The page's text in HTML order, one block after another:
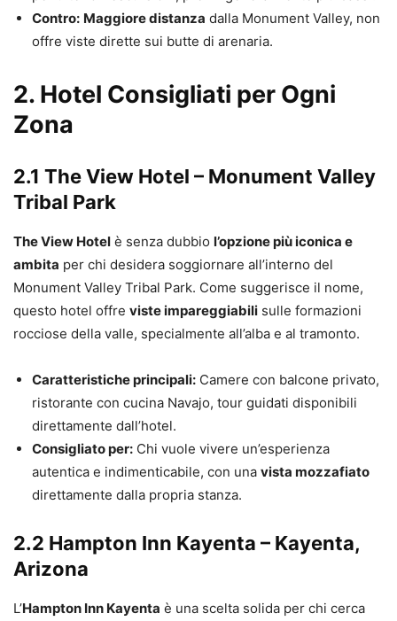
Contro: Maggiore distanza dalla Monument Valley, non
offre viste dirette sui butte di arenaria.
2. Hotel Consigliati per Ogni
Zona
2.1 The View Hotel – Monument Valley
Tribal Park
The View Hotel è senza dubbio l’opzione più iconica e
ambita per chi desidera soggiornare all’interno del
Monument Valley Tribal Park. Come suggerisce il nome,
questo hotel offre viste impareggiabili sulle formazioni
rocciose della valle, specialmente all’alba e al tramonto.
Caratteristiche principali: Camere con balcone privato,
ristorante con cucina Navajo, tour guidati disponibili
direttamente dall’hotel.
Consigliato per: Chi vuole vivere un’esperienza
autentica e indimenticabile, con una vista mozzafiato
direttamente dalla propria stanza.
2.2 Hampton Inn Kayenta – Kayenta,
Arizona
L’Hampton Inn Kayenta è una scelta solida per chi cerca